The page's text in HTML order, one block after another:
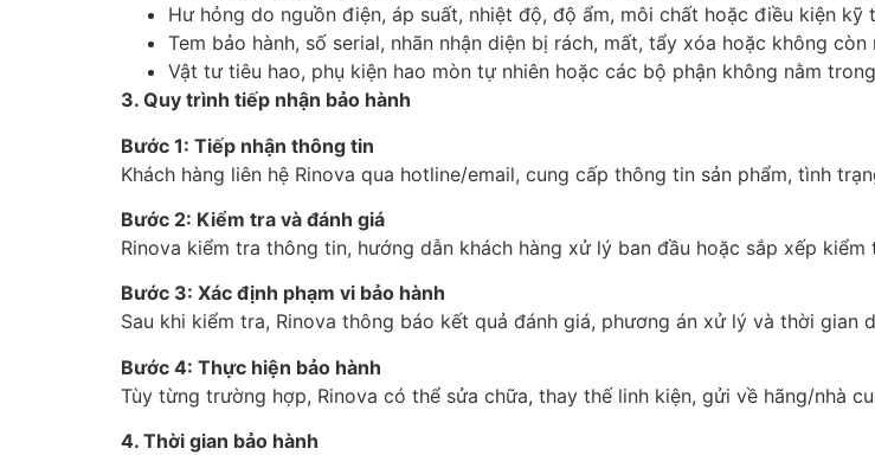
Hư hỏng do nguồn điện, áp suất, nhiệt độ, độ ẩm, môi chất hoặc điều kiện kỹ
Tem bảo hành, số serial, nhãn nhận diện bị rách, mất, tẩy xóa hoặc không còn
Vật tư tiêu hao, phụ kiện hao mòn tự nhiên hoặc các bộ phận không nằm
3. Quy trình tiếp nhận bảo hành
Bước 1: Tiếp nhận thông tin
Khách hàng liên hệ Rinova qua hotline/email, cung cấp thông tin sản phẩm, tình
Bước 2: Kiểm tra và đánh giá
Rinova kiểm tra thông tin, hướng dẫn khách hàng xử lý ban đầu hoặc sắp xếp
Bước 3: Xác định phạm vi bảo hành
Sau khi kiểm tra, Rinova thông báo kết quả đánh giá, phương án xử lý và thời gian
Bước 4: Thực hiện bảo hành
Tùy từng trường hợp, Rinova có thể sửa chữa, thay thế linh kiện, gửi về hãng/nhà
4. Thời gian bảo hành